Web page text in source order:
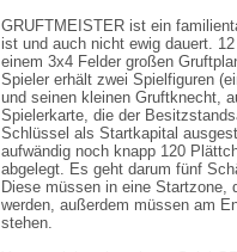
GRUFTMEISTER ist ein
ist und auch nicht ewig dauert.
einem 3x4 Felder großen
Spieler erhält zwei Spielfiguren
und seinen kleinen Gruftknecht,
Spielerkarte, die der
Schlüssel als Startkapital
aufwändig noch knapp 120
abgelegt. Es geht darum fünf
Diese müssen in eine Startzone,
werden, außerdem müssen am
stehen.